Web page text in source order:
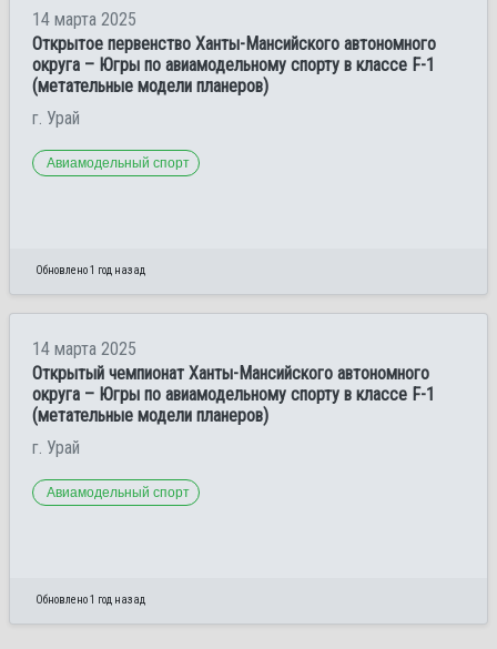
14 марта 2025
Открытое первенство Ханты-Мансийского автономного
округа – Югры по авиамодельному спорту в классе F-1
(метательные модели планеров)
г. Урай
Авиамодельный спорт
Обновлено 1 год назад
14 марта 2025
Открытый чемпионат Ханты-Мансийского автономного
округа – Югры по авиамодельному спорту в классе F-1
(метательные модели планеров)
г. Урай
Авиамодельный спорт
Обновлено 1 год назад